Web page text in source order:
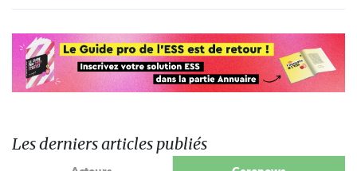
Les derniers articles publiés